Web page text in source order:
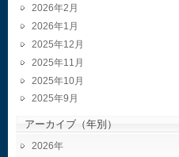
2026年2月
2026年1月
2025年12月
2025年11月
2025年10月
2025年9月
アーカイブ（年別）
2026